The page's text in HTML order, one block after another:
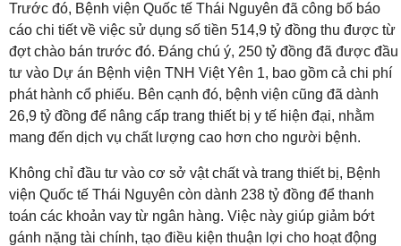
Trước đó, Bệnh viện Quốc tế Thái Nguyên đã công bố báo
cáo chi tiết về việc sử dụng số tiền 514,9 tỷ đồng thu được từ
đợt chào bán trước đó. Đáng chú ý, 250 tỷ đồng đã được đầu
tư vào Dự án Bệnh viện TNH Việt Yên 1, bao gồm cả chi phí
phát hành cổ phiếu. Bên cạnh đó, bệnh viện cũng đã dành
26,9 tỷ đồng để nâng cấp trang thiết bị y tế hiện đại, nhằm
mang đến dịch vụ chất lượng cao hơn cho người bệnh.
Không chỉ đầu tư vào cơ sở vật chất và trang thiết bị, Bệnh
viện Quốc tế Thái Nguyên còn dành 238 tỷ đồng để thanh
toán các khoản vay từ ngân hàng. Việc này giúp giảm bớt
gánh nặng tài chính, tạo điều kiện thuận lợi cho hoạt động